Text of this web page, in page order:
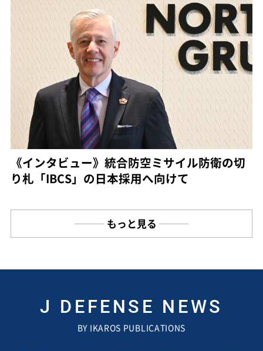
《インタビュー》統合防空ミサイル防衛の切
り札「IBCS」の日本採用へ向けて
もっと見る
J DEFENSE NEWS
BY IKAROS PUBLICATIONS